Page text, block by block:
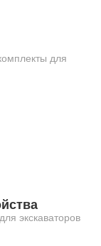
для
экскаваторов